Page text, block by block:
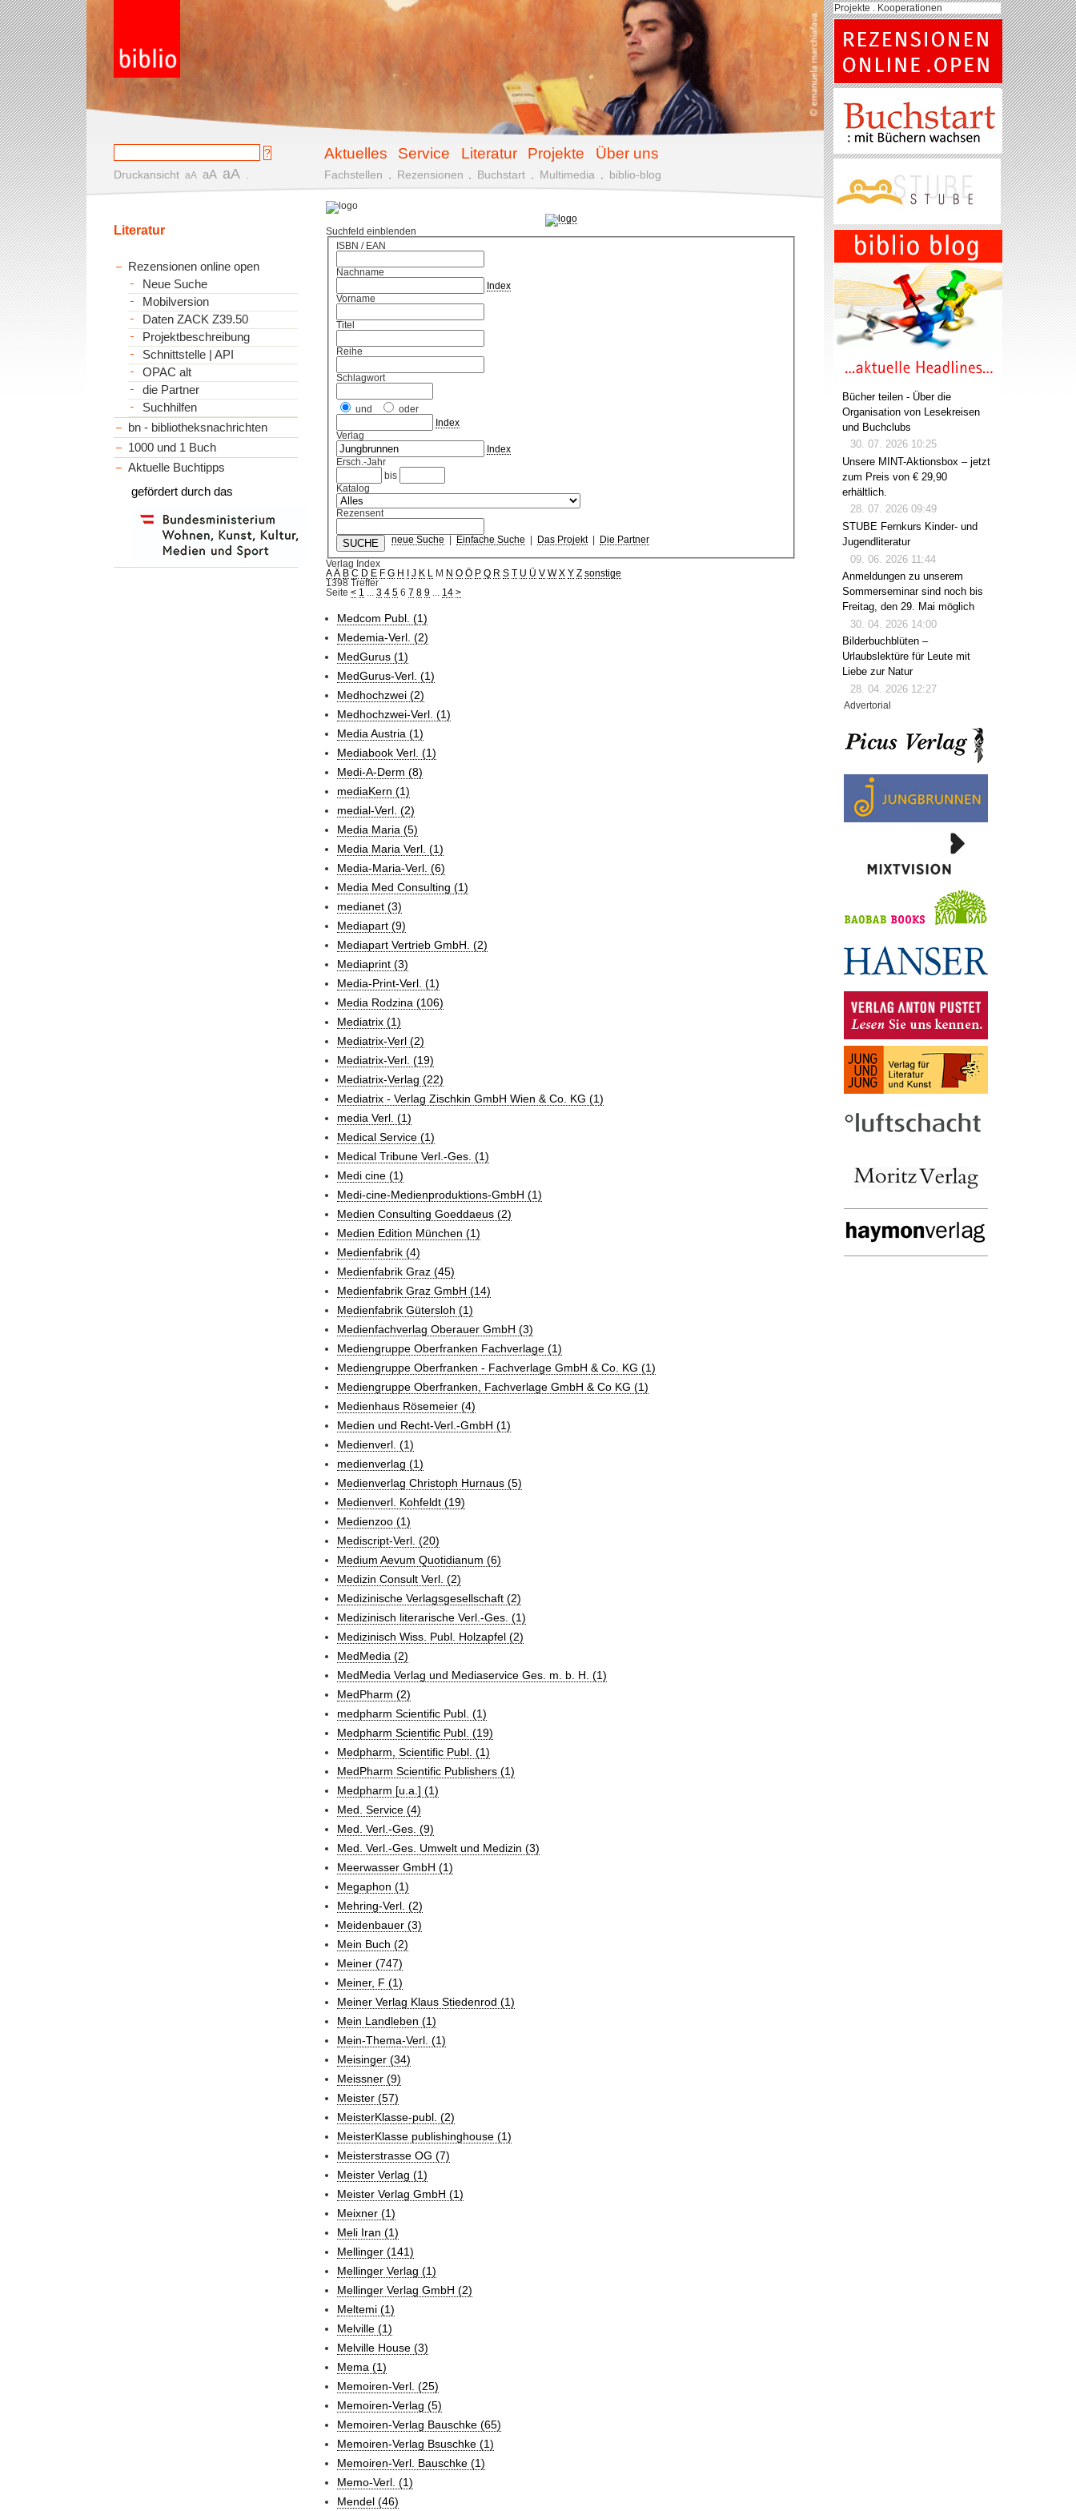
Aktuelles Service Literatur Projekte Über uns
Druckansicht aA aA aA Fachstellen Rezensionen Buchstart Multimedia biblio-blog
Suchfeld einblenden
ISBN / EAN
Nachname
Index
Vorname
Titel
Reihe
Schlagwort
und
oder
Index
Verlag
Index
Ersch.-Jahr
bis
Katalog
Rezensent
neue Suche Einfache Suche Das Projekt| Die Partner
Verlag Index
A Ä B C D E F G H J K M N O Ö P Q R S U Ü V W X Y Z sonstige
1398 Treffer
Seite< 1 ...3 4 5 6 7 8 9 14 >
Medcom Publ. (1)
Medemia-Verl. (2)
MedGurus (1)
MedGurus-Verl. (1)
Medhochzwei (2)
Medhochzwei-Verl. (1)
Media Austria (1)
Mediabook Verl. (1)
Medi-A-Derm (8)
mediaKern (1)
medial-Verl. (2)
Media Maria (5)
Media Maria Verl. (1)
Media-Maria-Verl. (6)
Media Med Consulting (1)
medianet (3)
Mediapart (9)
Mediapart Vertrieb GmbH. (2)
Mediaprint (3)
Media-Print-Verl. (1)
Media Rodzina (106)
Mediatrix (1)
Mediatrix-Verl (2)
Mediatrix-Verl. (19)
Mediatrix-Verlag (22)
Mediatrix - Verlag Zischkin GmbH Wien & Co. KG (1)
media Verl. (1)
Medical Service (1)
Medical Tribune Verl.-Ges. (1)
Medi cine (1)
Medi-cine-Medienproduktions-GmbH (1)
Medien Consulting Goeddaeus (2)
Medien Edition München (1)
Medienfabrik (4)
Medienfabrik Graz (45)
Medienfabrik Graz GmbH (14)
Medienfabrik Gütersloh (1)
Medienfachverlag Oberauer GmbH (3)
Mediengruppe Oberfranken Fachverlage (1)
Mediengruppe Oberfranken - Fachverlage GmbH & Co. KG (1)
Mediengruppe Oberfranken, Fachverlage GmbH & Co KG (1)
Medienhaus Rösemeier (4)
Medien und Recht-Verl.-GmbH (1)
Medienverl. (1)
medienverlag (1)
Medienverlag Christoph Hurnaus (5)
Medienverl. Kohfeldt (19)
Medienzoo (1)
Mediscript-Verl. (20)
Medium Aevum Quotidianum (6)
Medizin Consult Verl. (2)
Medizinische Verlagsgesellschaft (2)
Medizinisch literarische Verl.-Ges. (1)
Medizinisch Wiss. Publ. Holzapfel (2)
MedMedia (2)
MedMedia Verlag und Mediaservice Ges. m. b. H. (1)
MedPharm (2)
medpharm Scientific Publ. (1)
Medpharm Scientific Publ. (19)
Medpharm, Scientific Publ. (1)
MedPharm Scientific Publishers (1)
Medpharm [u.a.] (1)
Med. Service (4)
Med. Verl.-Ges. (9)
Med. Verl.-Ges. Umwelt und Medizin (3)
Meerwasser GmbH (1)
Megaphon (1)
Mehring-Verl. (2)
Meidenbauer (3)
Mein Buch (2)
Meiner (747)
Meiner, F (1)
Meiner Verlag Klaus Stiedenrod (1)
Mein Landleben (1)
Mein-Thema-Verl. (1)
Meisinger (34)
Meissner (9)
Meister (57)
MeisterKlasse-publ. (2)
MeisterKlasse publishinghouse (1)
Meisterstrasse OG (7)
Meister Verlag (1)
Meister Verlag GmbH (1)
Meixner (1)
Meli Iran (1)
Mellinger (141)
Mellinger Verlag (1)
Mellinger Verlag GmbH (2)
Meltemi (1)
Melville (1)
Melville House (3)
Mema (1)
Memoiren-Verl. (25)
Memoiren-Verlag (5)
Memoiren-Verlag Bauschke (65)
Memoiren-Verlag Bsuschke (1)
Memoiren-Verl. Bauschke (1)
Memo-Verl. (1)
Mendel (46)
Literatur
Rezensionen online open
Neue Suche
Mobilversion
Daten ZACK Z39.50
Projektbeschreibung
Schnittstelle | API
OPAC alt
die Partner
Suchhilfen
bn - bibliotheksnachrichten
1000 und 1 Buch
Aktuelle Buchtipps
gefördert durch das
Projekte . Kooperationen
Bücher teilen - Über die
Organisation von Lesekreisen
und Buchclubs
30. 07. 2026 10:25
Unsere MINT-Aktionsbox – jetzt
zum Preis von € 29,90
erhältlich.
28. 07. 2026 09:49
STUBE Fernkurs Kinder- und
Jugendliteratur
09. 06. 2026 11:44
Anmeldungen zu unserem
Sommerseminar sind noch bis
Freitag, den 29. Mai möglich
30. 04. 2026 14:00
Bilderbuchblüten –
Urlaubslektüre für Leute mit
Liebe zur Natur
28. 04. 2026 12:27
Advertorial